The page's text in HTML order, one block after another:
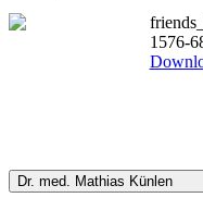
1576-
Dr. med. Mathias Künlen